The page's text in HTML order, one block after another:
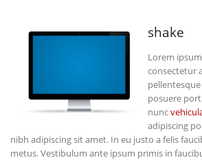
shake
Lorem
consectetur
posuere
nunc
adipiscing
nibh adipiscing sit amet. In eu justo a felis
metus. Vestibulum ante ipsum primis in